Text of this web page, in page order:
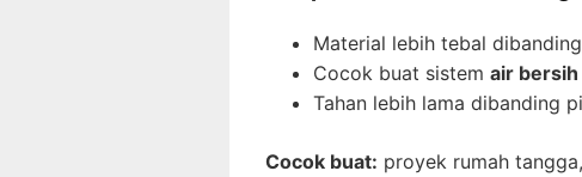
Material lebih tebal
Cocok buat sistem air
Tahan lebih lama dibanding
Cocok buat: proyek rumah